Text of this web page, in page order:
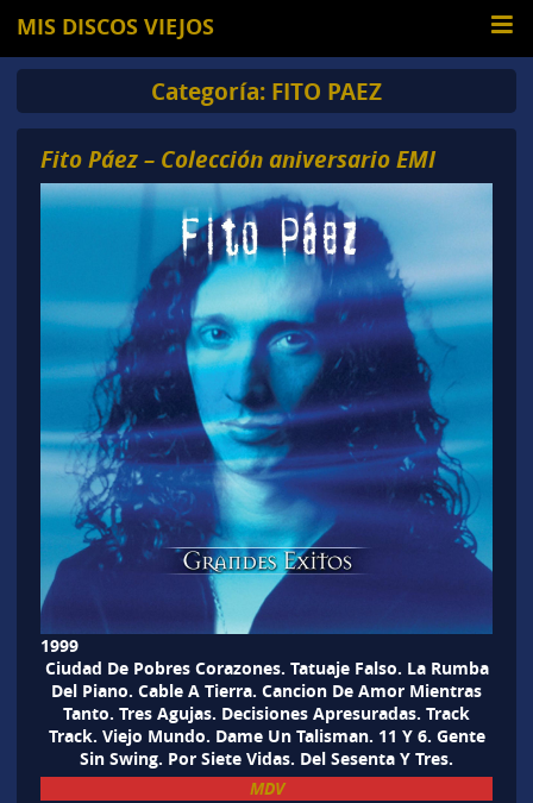
MIS DISCOS VIEJOS
Categoría: FITO PAEZ
Fito Páez – Colección aniversario EMI
1999
Ciudad De Pobres Corazones. Tatuaje Falso. La Rumba
Del Piano. Cable A Tierra. Cancion De Amor Mientras
Tanto. Tres Agujas. Decisiones Apresuradas. Track
Track. Viejo Mundo. Dame Un Talisman. 11 Y 6. Gente
Sin Swing. Por Siete Vidas. Del Sesenta Y Tres.
MDV